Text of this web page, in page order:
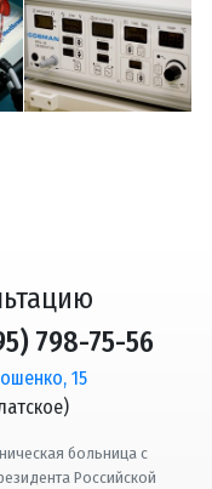
798-75-56
15
больница с
Российской